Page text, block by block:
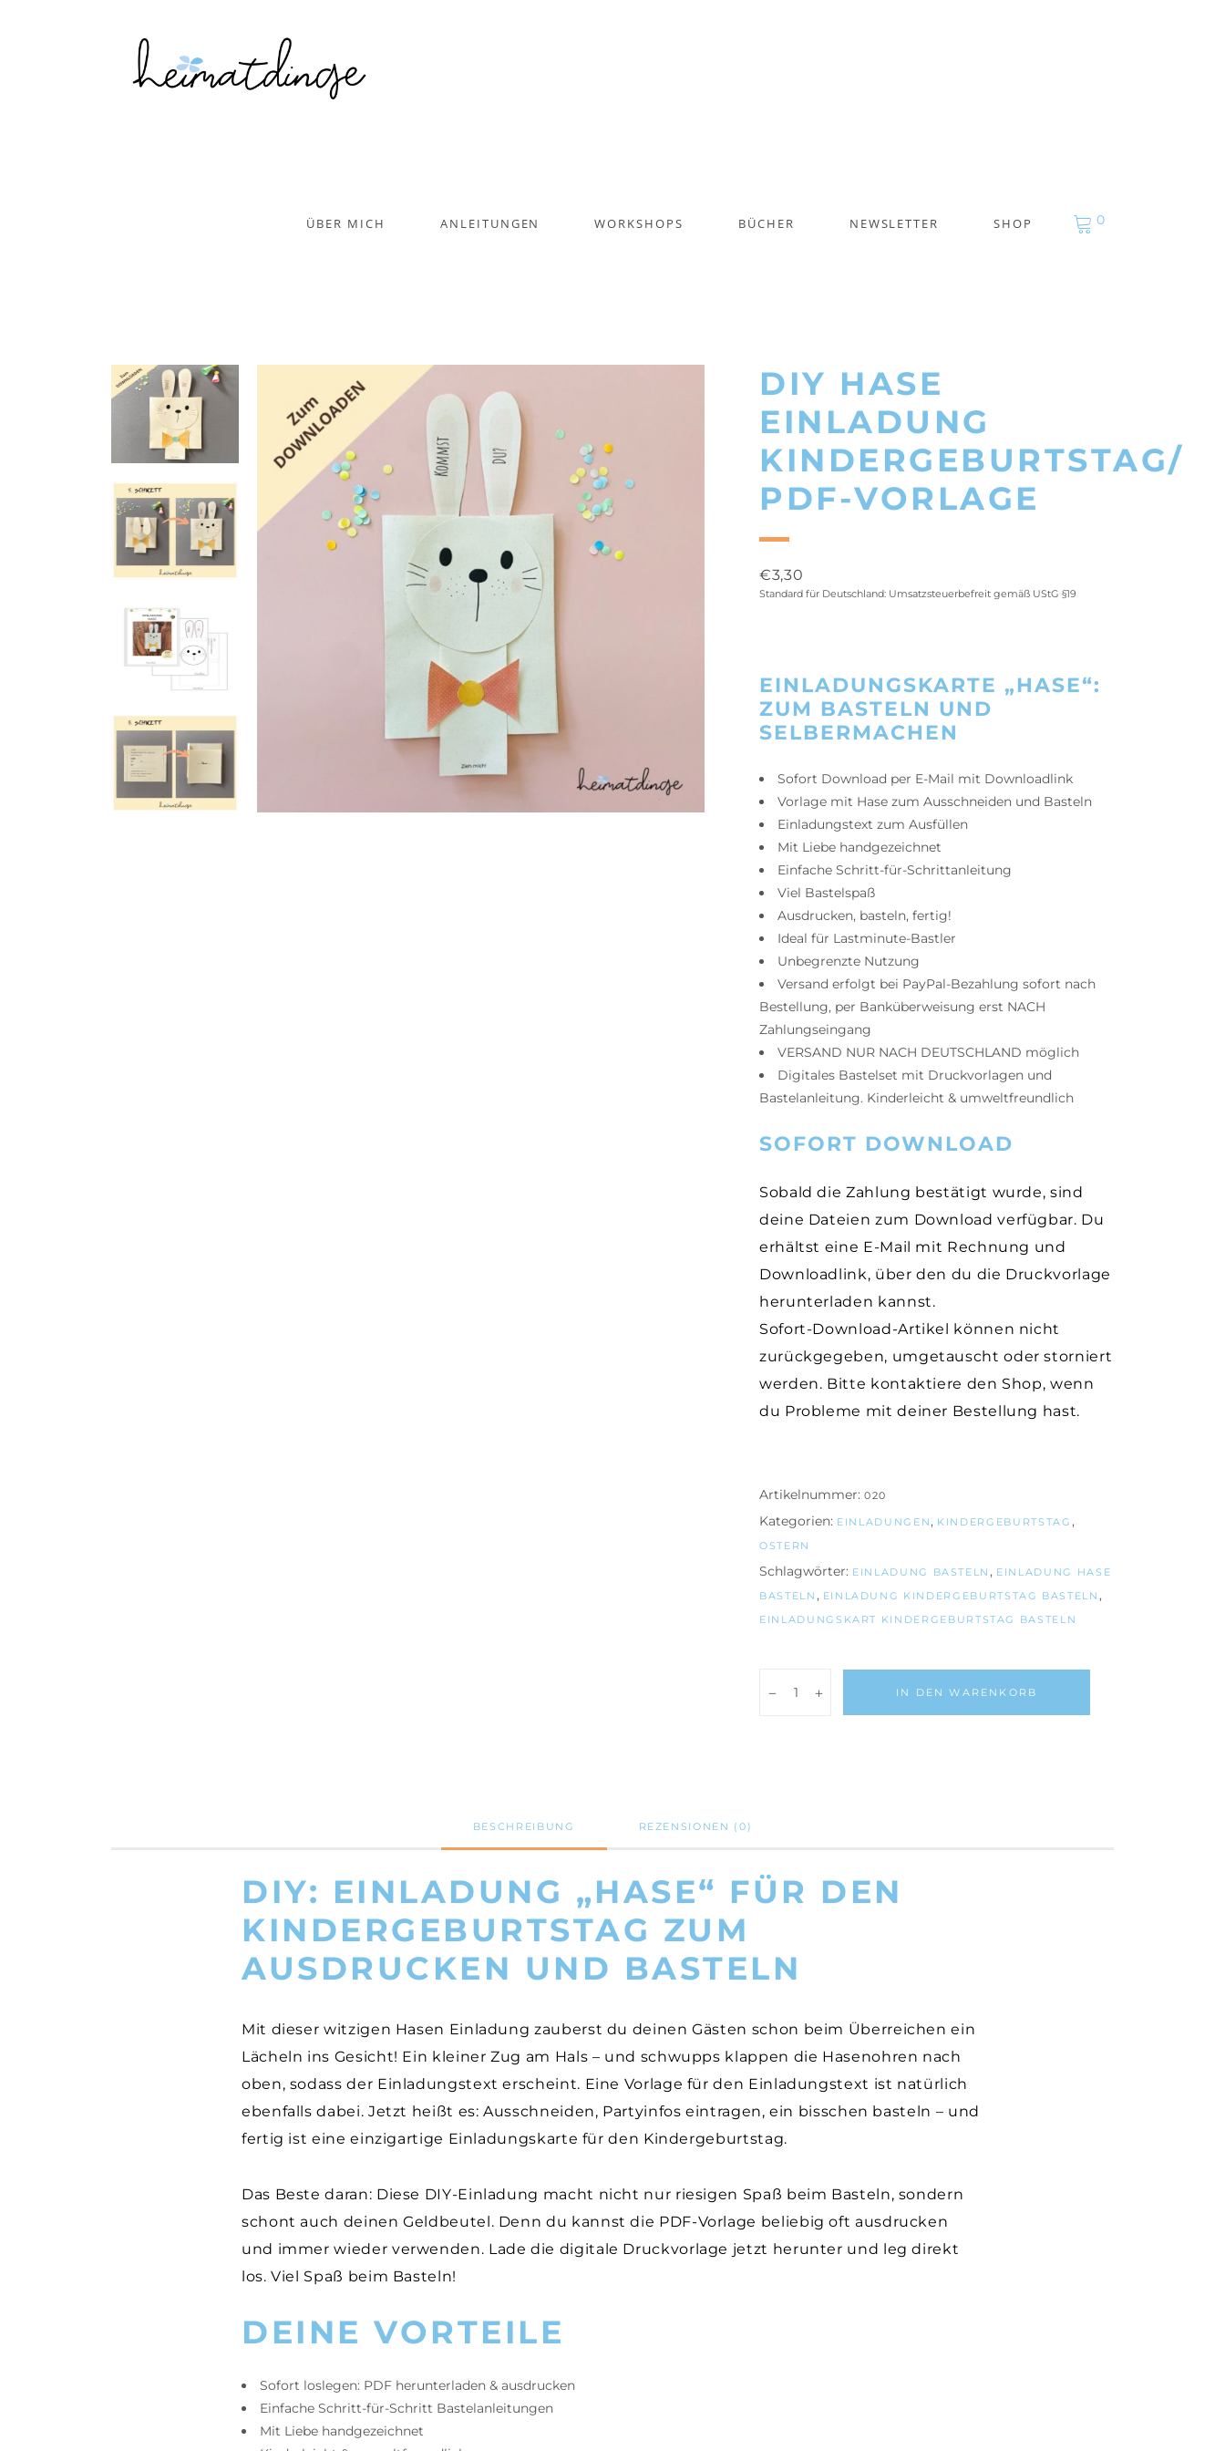
ÜBER MICH ANLEITUNGEN WORKSHOPS BÜCHER NEWSLETTER SHOP 0
DIY HASE
EINLADUNG
KINDERGEBURTSTAG/
PDF-VORLAGE
€3,30
Standard für Deutschland: Umsatzsteuerbefreit gemäß UStG §19
EINLADUNGSKARTE „HASE“:
ZUM BASTELN UND
SELBERMACHEN
Sofort Download per E-Mail mit Downloadlink
Vorlage mit Hase zum Ausschneiden und Basteln
Einladungstext zum Ausfüllen
Mit Liebe handgezeichnet
Einfache Schritt-für-Schrittanleitung
Viel Bastelspaß
Ausdrucken, basteln, fertig!
Ideal für Lastminute-Bastler
Unbegrenzte Nutzung
Versand erfolgt bei PayPal-Bezahlung sofort nach
Bestellung, per Banküberweisung erst NACH
Zahlungseingang
VERSAND NUR NACH DEUTSCHLAND möglich
Digitales Bastelset mit Druckvorlagen und
Bastelanleitung. Kinderleicht & umweltfreundlich
SOFORT DOWNLOAD
Sobald die Zahlung bestätigt wurde, sind
deine Dateien zum Download verfügbar. Du
erhältst eine E-Mail mit Rechnung und
Downloadlink, über den du die Druckvorlage
herunterladen kannst.
Sofort-Download-Artikel können nicht
zurückgegeben, umgetauscht oder storniert
werden. Bitte kontaktiere den Shop, wenn
du Probleme mit deiner Bestellung hast.
Artikelnummer: 020
Kategorien: EINLADUNGEN , KINDERGEBURTSTAG ,
OSTERN
Schlagwörter: EINLADUNG BASTELN , EINLADUNG HASE
BASTELN , EINLADUNG KINDERGEBURTSTAG BASTELN ,
EINLADUNGSKART KINDERGEBURTSTAG BASTELN
IN DEN WARENKORB
BESCHREIBUNG REZENSIONEN (0)
DIY: EINLADUNG „HASE“ FÜR DEN
KINDERGEBURTSTAG ZUM
AUSDRUCKEN UND BASTELN
Mit dieser witzigen Hasen Einladung zauberst du deinen Gästen schon beim Überreichen ein
Lächeln ins Gesicht! Ein kleiner Zug am Hals – und schwupps klappen die Hasenohren nach
oben, sodass der Einladungstext erscheint. Eine Vorlage für den Einladungstext ist natürlich
ebenfalls dabei. Jetzt heißt es: Ausschneiden, Partyinfos eintragen, ein bisschen basteln – und
fertig ist eine einzigartige Einladungskarte für den Kindergeburtstag.
Das Beste daran: Diese DIY-Einladung macht nicht nur riesigen Spaß beim Basteln, sondern
schont auch deinen Geldbeutel. Denn du kannst die PDF-Vorlage beliebig oft ausdrucken
und immer wieder verwenden. Lade die digitale Druckvorlage jetzt herunter und leg direkt
los. Viel Spaß beim Basteln!
DEINE VORTEILE
Sofort loslegen: PDF herunterladen & ausdrucken
Einfache Schritt-für-Schritt Bastelanleitungen
Mit Liebe handgezeichnet